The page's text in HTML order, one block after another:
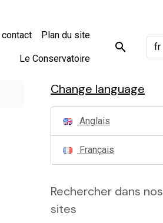
Plan du site
Le Conservatoire
Change language
Anglais
Français
Rechercher dans nos
sites